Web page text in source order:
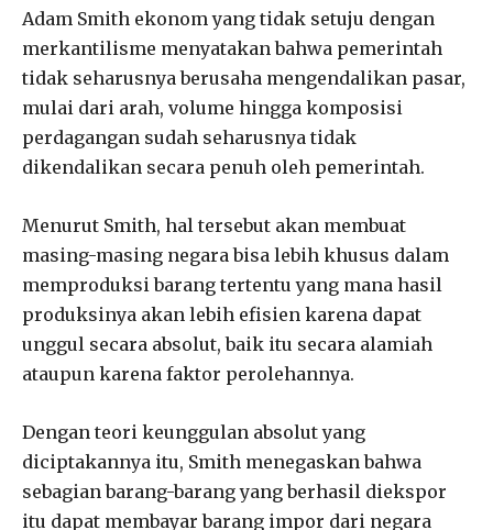
Adam Smith ekonom yang tidak setuju dengan
merkantilisme menyatakan bahwa pemerintah
tidak seharusnya berusaha mengendalikan pasar,
mulai dari arah, volume hingga komposisi
perdagangan sudah seharusnya tidak
dikendalikan secara penuh oleh pemerintah.
Menurut Smith, hal tersebut akan membuat
masing-masing negara bisa lebih khusus dalam
memproduksi barang tertentu yang mana hasil
produksinya akan lebih efisien karena dapat
unggul secara absolut, baik itu secara alamiah
ataupun karena faktor perolehannya.
Dengan teori keunggulan absolut yang
diciptakannya itu, Smith menegaskan bahwa
sebagian barang-barang yang berhasil diekspor
itu dapat membayar barang impor dari negara